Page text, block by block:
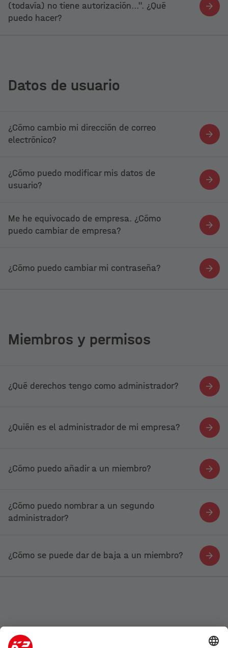
(todavía) no tiene autorización...". ¿Qué
puedo hacer?
Datos de usuario
¿Cómo cambio mi dirección de correo
electrónico?
¿Cómo puedo modificar mis datos de
usuario?
Me he equivocado de empresa. ¿Cómo
puedo cambiar de empresa?
¿Cómo puedo cambiar mi contraseña?
Miembros y permisos
¿Qué derechos tengo como administrador?
¿Quién es el administrador de mi empresa?
¿Cómo puedo añadir a un miembro?
¿Cómo puedo nombrar a un segundo
administrador?
¿Cómo se puede dar de baja a un miembro?
Empresa